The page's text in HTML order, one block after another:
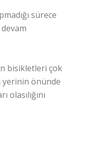
sürece
bisikletleri çok
yerinin önünde